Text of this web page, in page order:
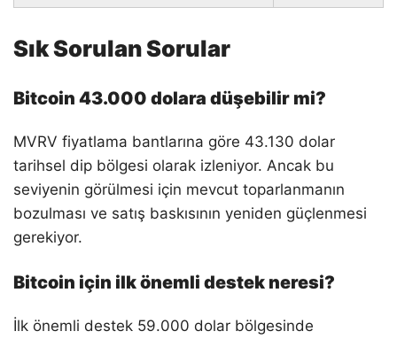
Sık Sorulan Sorular
Bitcoin 43.000 dolara düşebilir mi?
MVRV fiyatlama bantlarına göre 43.130 dolar
tarihsel dip bölgesi olarak izleniyor. Ancak bu
seviyenin görülmesi için mevcut toparlanmanın
bozulması ve satış baskısının yeniden güçlenmesi
gerekiyor.
Bitcoin için ilk önemli destek neresi?
İlk önemli destek 59.000 dolar bölgesinde